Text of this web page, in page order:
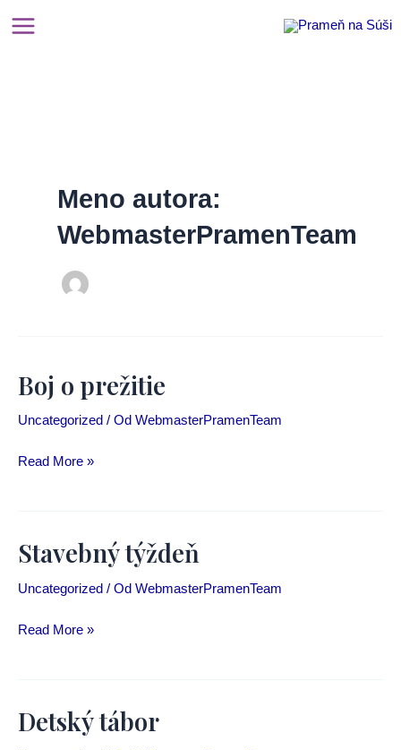
naMain
Meno autora:
WebmasterPramenTeam
Boj o prežitie
Uncategorized / Od WebmasterPramenTeam
Boj
Read More »
Stavebný týždeň
Uncategorized / Od WebmasterPramenTeam
Stavebný
Read More »
Detský tábor​